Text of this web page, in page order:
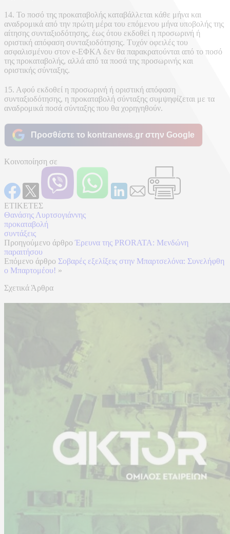
14. Το ποσό της προκαταβολής καταβάλλεται κάθε μήνα και
αναδρομικά από την πρώτη μέρα του επόμενου μήνα υποβολής της
αίτησης συνταξιοδότησης, έως ότου εκδοθεί η προσωρινή ή
οριστική απόφαση συνταξιοδότησης. Τυχόν οφειλές του
ασφαλισμένου στον e-ΕΦΚΑ δεν θα παρακρατούνται από το ποσό
της προκαταβολής, αλλά από τα ποσά της προσωρινής και
οριστικής σύνταξης.
15. Αφού εκδοθεί η προσωρινή ή οριστική απόφαση
συνταξιοδότησης, η προκαταβολή σύνταξης συμψηφίζεται με τα
αναδρομικά ποσά σύνταξης που θα χορηγηθούν.
Προσθέστε το kontranews.gr στην Google
Κοινοποίηση σε
ΕΤΙΚΕΤΕΣ
Θανάσης Λυρτσογιάννης
προκαταβολή
συντάξεις
Προηγούμενο άρθρο Έρευνα της PRORATA: Μενδώνη
παραιτήσου
Επόμενο άρθρο Σοβαρές εξελίξεις στην Μπαρτσελόνα: Συνελήφθη
ο Μπαρτομέου! »
Σχετικά Άρθρα